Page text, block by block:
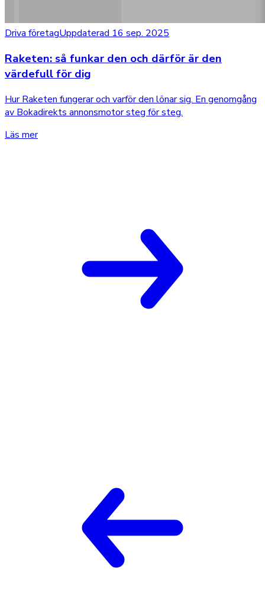
Driva företagUppdaterad 16 sep. 2025
Raketen: så funkar den och därför är den
värdefull för dig
Hur Raketen fungerar och varför den lönar sig. En genomgång
av Bokadirekts annonsmotor steg för steg.
Läs mer